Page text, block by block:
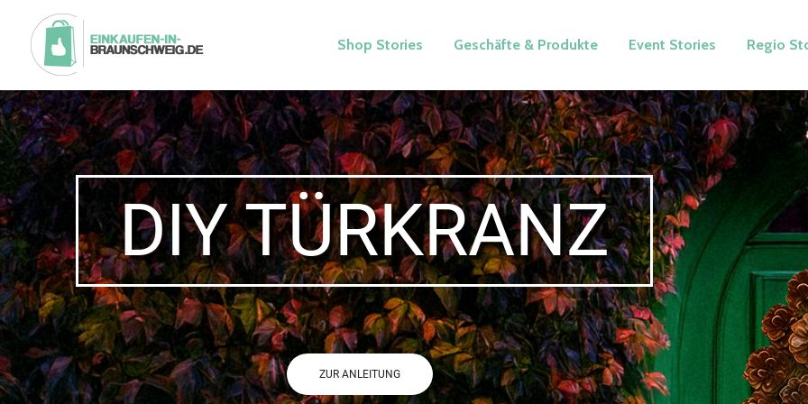
Shop Stories Geschäfte & Produkte Event Stories Regio
DIY TÜRKRANZ
ZUR ANLEITUNG